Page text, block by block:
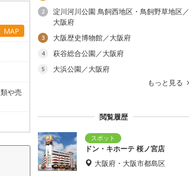
MAP
や売
2
淀川河川公園 鳥飼西地区・鳥飼野草地区／
大阪府
3 大阪歴史博物館／大阪府
4 萩谷総合公園／大阪府
5
大浜公園／大阪府
もっと見る
閲覧履歴
ドン・キホーテ 桜ノ宮店
大阪府・大阪市都島区